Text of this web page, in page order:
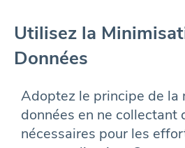
Utilisez la
Données
Adoptez le principe de la
données en ne collectant
nécessaires pour les